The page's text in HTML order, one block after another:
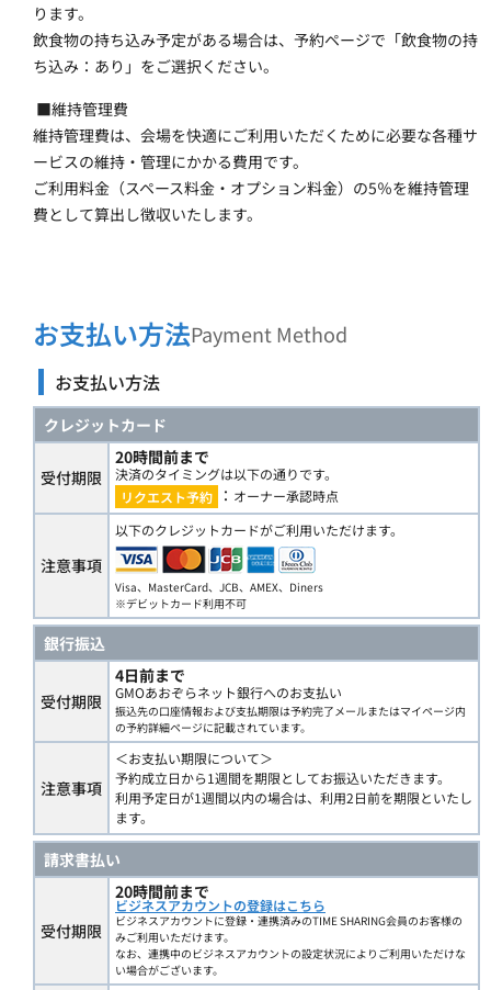
ります。
飲食物の持ち込み予定がある場合は、予約ページで「飲食物の持
ち込み：あり」をご選択ください。
■維持管理費
維持管理費は、会場を快適にご利用いただくために必要な各種サ
ービスの維持・管理にかかる費用です。
ご利用料金（スペース料金・オプション料金）の5％を維持管理
費として算出し徴収いたします。
お支払い方法Payment Method
お支払い方法
クレジットカード
受付期限
20時間前まで
決済のタイミングは以下の通りです。
リクエスト予約
： オーナー承認時点
注意事項
以下のクレジットカードがご利用いただけます。
Visa、MasterCard、JCB、AMEX、Diners
※デビットカード利用不可
銀行振込
受付期限
4日前まで
GMOあおぞらネット銀行へのお支払い
振込先の口座情報および支払期限は予約完了メールまたはマイページ内
の予約詳細ページに記載されています。
注意事項
＜お支払い期限について＞
予約成立日から1週間を期限としてお振込いただきます。
利用予定日が1週間以内の場合は、利用2日前を期限といたし
ます。
請求書払い
受付期限
20時間前まで
ビジネスアカウントの登録はこちら
ビジネスアカウントに登録・連携済みのTIME SHARING会員のお客様の
みご利用いただけます。
なお、連携中のビジネスアカウントの設定状況によりご利用いただけな
い場合がございます。